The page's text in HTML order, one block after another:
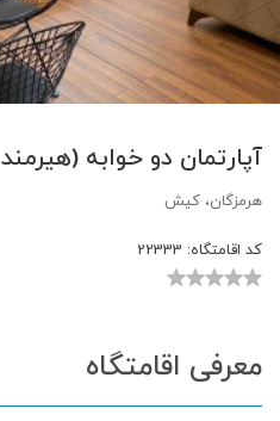
آپارتمان دو خوابه (هیرمند 3)
هرمزگان، کیش
کد اقامتگاه:
معرفی اقامتگاه